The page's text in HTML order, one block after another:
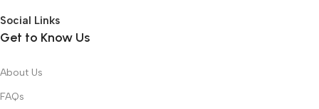
Social Links
Get to Know Us
About Us
FAQs